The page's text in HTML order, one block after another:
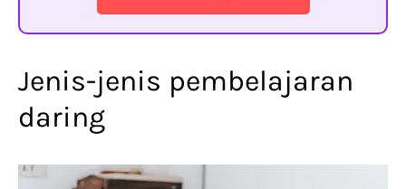
Jenis-jenis pembelajaran
daring